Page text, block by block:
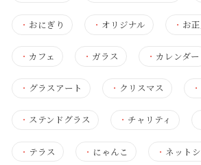
・ おにぎり ・ オリジナル ・ お
・ カフェ ・ ガラス ・ カレンダー
・ グラスアート ・ クリスマス ・
・ ステンドグラス ・ チャリティ
・ テラス ・ にゃんこ ・ ネット